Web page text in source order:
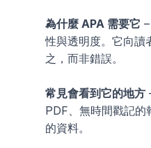
為什麼 APA 需要它
性與透明度。它向讀
之，而非錯誤。
常見會看到它的地方
PDF、無時間戳記的
的資料。